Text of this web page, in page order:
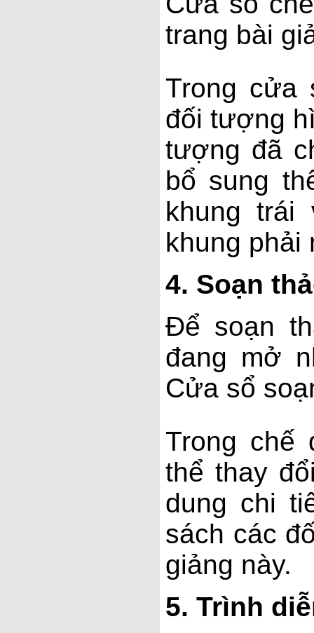
trang bài
Trong cửa
đối tượng
tượng đã
bổ sung
khung trái
khung phải
4. Soạn
Để soạn
đang mở
Cửa sổ
Trong chế
thể thay
dung chi
sách các
giảng này.
5. Trình